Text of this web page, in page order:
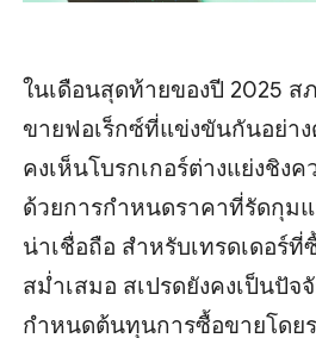
ในเดือนสุดท้ายของปี 2025
ขายฟอเร็กซ์ที่แข่งขันกันอย่าง
คงเห็นโบรกเกอร์ต่างแย่งชิง
ด้วยการกำหนดราคาที่รัดกุม
น่าเชื่อถือ สำหรับเทรดเดอร์ที่
สม่ำเสมอ สเปรดยังคงเป็นปั
กำหนดต้นทุนการซื้อขายโดย